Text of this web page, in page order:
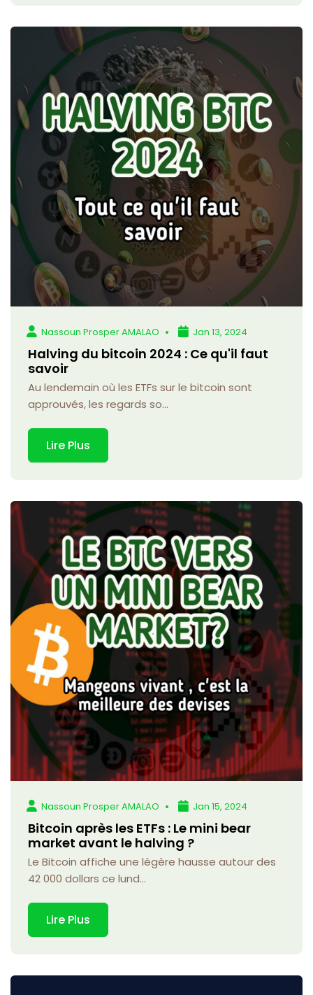
Nassoun Prosper AMALAO Jan 13, 2024
Halving du bitcoin 2024 : Ce qu'il faut
savoir
Au lendemain où les ETFs sur le bitcoin sont
approuvés, les regards so...
Lire Plus
Nassoun Prosper AMALAO Jan 15, 2024
Bitcoin après les ETFs : Le mini bear
market avant le halving ?
Le Bitcoin affiche une légère hausse autour des
42 000 dollars ce lund...
Lire Plus